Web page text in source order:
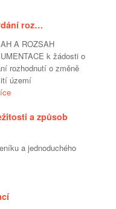
roz…
A ROZSAH
k žádosti o
rozhodnutí o změně
území
a způsob
a jednoduchého